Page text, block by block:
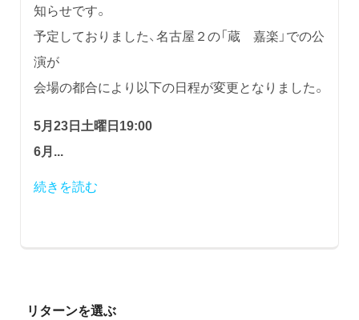
知らせです。
予定しておりました、名古屋２の「蔵 嘉楽」での公
演が
会場の都合により以下の日程が変更となりました。
5月23日土曜日19:00
6月...
続きを読む
リターンを選ぶ